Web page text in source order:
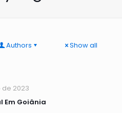
Authors Show all
2023
Em Goiânia